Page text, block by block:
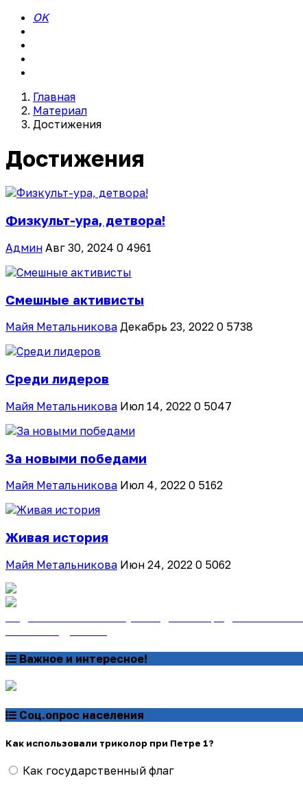
OK
Главная
Материал
Достижения
Достижения
Физкульт-ура, детвора!
Админ Авг 30, 2024 0 4961
Смешные активисты
Майя Метальникова Декабрь 23, 2022 0 5738
Среди лидеров
Майя Метальникова Июл 14, 2022 0 5047
За новыми победами
Майя Метальникова Июл 4, 2022 0 5162
Живая история
Майя Метальникова Июн 24, 2022 0 5062
Важное и интересное!
Соц.опрос населения
Как использовали триколор при Петре 1?
Как государственный флаг